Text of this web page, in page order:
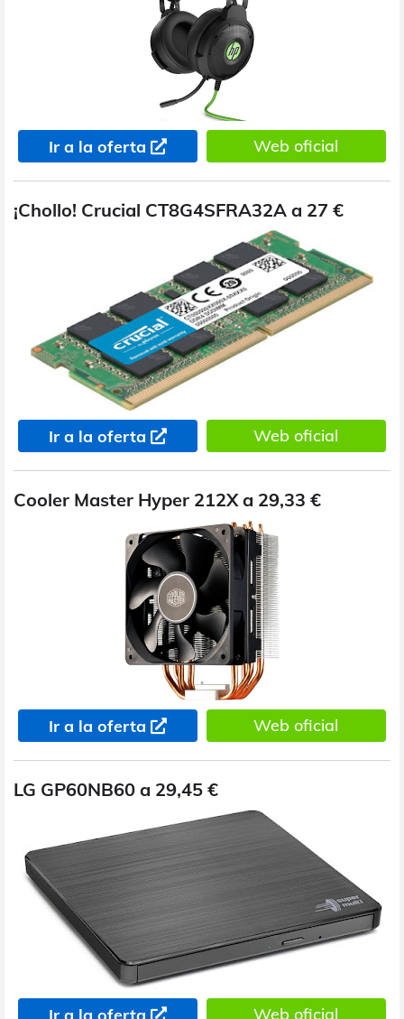
Ir a la oferta Web oficial
¡Chollo! Crucial CT8G4SFRA32A a 27 €
Ir a la oferta Web oficial
Cooler Master Hyper 212X a 29,33 €
Ir a la oferta Web oficial
LG GP60NB60 a 29,45 €
Web oficial